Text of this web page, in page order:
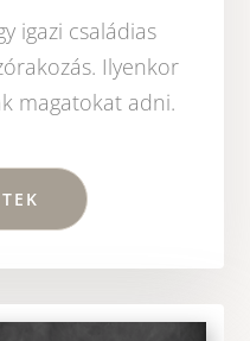
igazi családias
Ilyenkor
magatokat adni.